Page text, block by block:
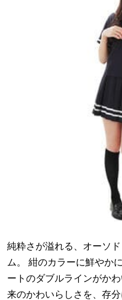
純粋さが溢れる、オーソ
ム。 紺のカラーに鮮やか
ートのダブルラインがか
来のかわいらしさを、存